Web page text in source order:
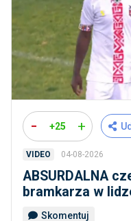
- +25 +
VIDEO 04-08-2026
ABSURDALNA
bramkarza w
Skomentuj